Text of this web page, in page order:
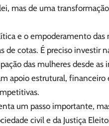
mas de uma
e o empoderamento das
de cotas. É preciso investir
das mulheres desde as
apoio estrutural,
um passo importante,
civil e da Justiça